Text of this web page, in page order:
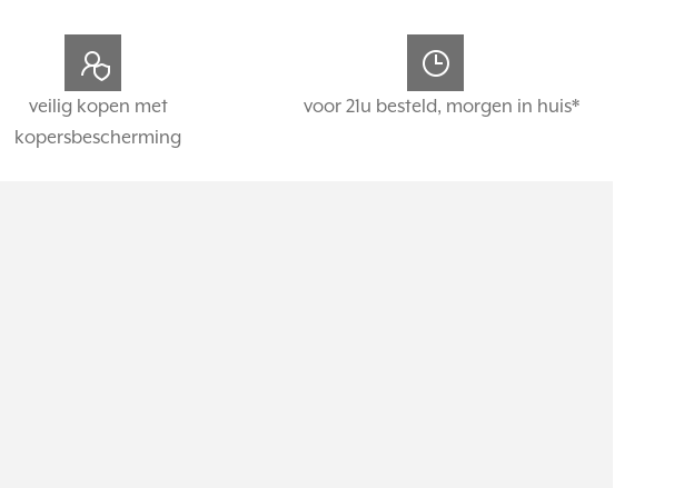
veilig kopen met
kopersbescherming
voor 21u besteld, morgen in huis*